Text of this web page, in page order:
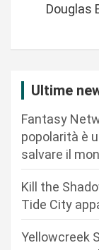
a
Douglas
Ultime
Fantasy
popolarità è
salvare il
Kill the
Tide City
Yellowcreek